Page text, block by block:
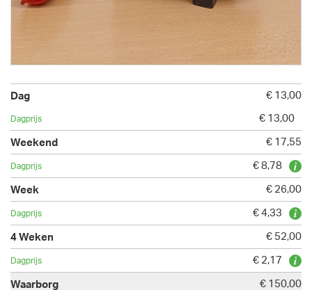
€ 13,00
€ 13,00
€ 17,55
€ 8,78
€ 26,00
€ 4,33
€ 52,00
€ 2,17
€ 150,00